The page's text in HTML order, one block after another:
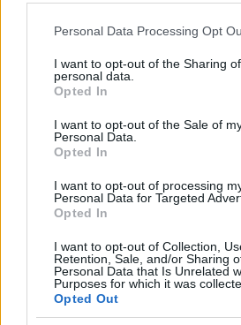
Please note that this website/app
not limited to your visit or usage
grant or deny consent to Google and
use your data for below specified
consent section.
Personal Data Processing Opt
I want to opt-out of the Sharing
personal data.
Opted In
I want to opt-out of the Sale of
Personal Data.
Opted In
I want to opt-out of processing
Personal Data for Targeted
Opted In
I want to opt-out of Collection,
Retention, Sale, and/or Sharing
Personal Data that Is Unrelated
Purposes for which it was
Opted Out
Meccs Center
Paris Saint-Germain
Manchester
Felkészülési szezon 4. mérkőzés
Nya Ullevi, Göteborg
2026-08-08 17:00